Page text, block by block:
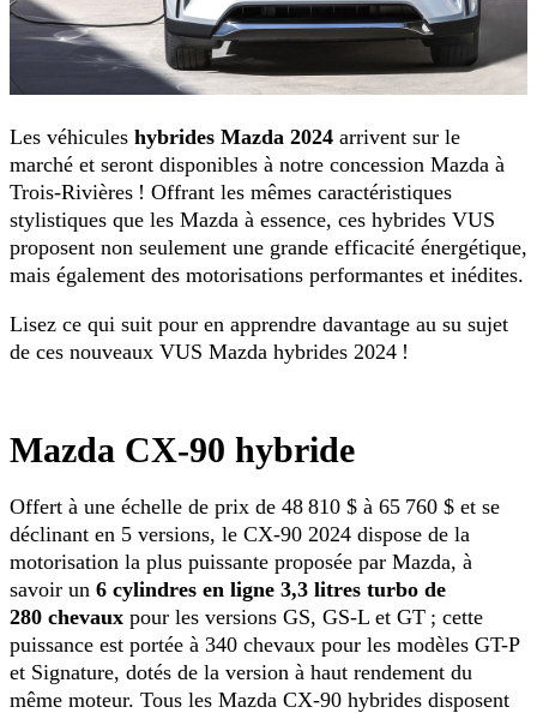
Les véhicules hybrides Mazda 2024 arrivent sur le
marché et seront disponibles à notre concession Mazda à
Trois-Rivières ! Offrant les mêmes caractéristiques
stylistiques que les Mazda à essence, ces hybrides VUS
proposent non seulement une grande efficacité énergétique,
mais également des motorisations performantes et inédites.
Lisez ce qui suit pour en apprendre davantage au su sujet
de ces nouveaux VUS Mazda hybrides 2024 !
Mazda CX-90 hybride
Offert à une échelle de prix de 48 810 $ à 65 760 $ et se
déclinant en 5 versions, le CX-90 2024 dispose de la
motorisation la plus puissante proposée par Mazda, à
savoir un 6 cylindres en ligne 3,3 litres turbo de
280 chevaux pour les versions GS, GS-L et GT ; cette
puissance est portée à 340 chevaux pour les modèles GT-P
et Signature, dotés de la version à haut rendement du
même moteur. Tous les Mazda CX-90 hybrides disposent